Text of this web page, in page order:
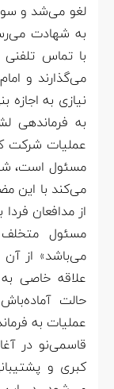
لغو می‌شد و
به شهادت
با تماس تلفنی
می‌گذارند و
نیازی به
عملیات شرکت
مسئول است،
از مدافعان
مسئول متخلف
علاقه خاصی
عملیات به
قاسمی‌نو در
کبری و